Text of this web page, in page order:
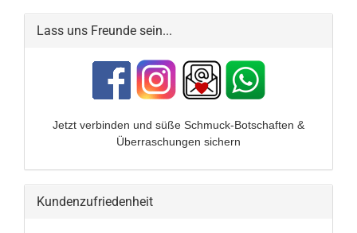
Lass uns Freunde sein...
Jetzt verbinden und süße Schmuck-Botschaften &
Überraschungen sichern
Kundenzufriedenheit